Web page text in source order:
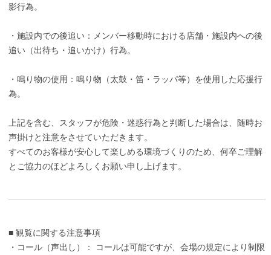
影行為。
・施設内での後追い：メンバー移動時における店舗・施設内への後
追い（出待ち・追いかけ）行為。
・鳴り物の使用：鳴り物（太鼓・笛・ラッパ等）を使用した応援行
為。
上記を含む、スタッフが危険・迷惑行為と判断した場合は、随時お
声掛けと注意をさせていただきます。
すべてのお客様が安心して楽しめる環境づくりのため、何卒ご理解
とご協力のほどよろしくお願い申し上げます。
■ 観覧に関する注意事項
・コール（声出し）： コールは可能ですが、会場の規定により制限